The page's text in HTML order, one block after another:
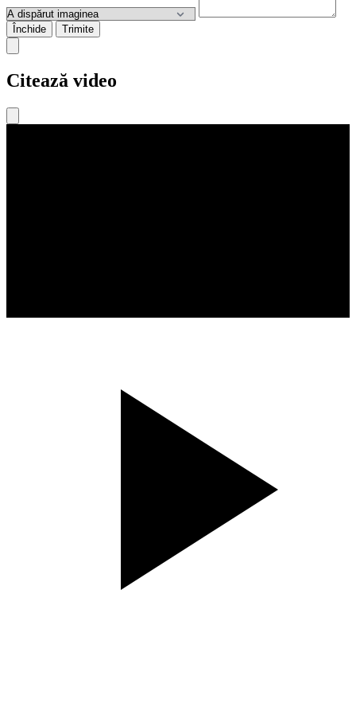
Închide Trimite
Citează video